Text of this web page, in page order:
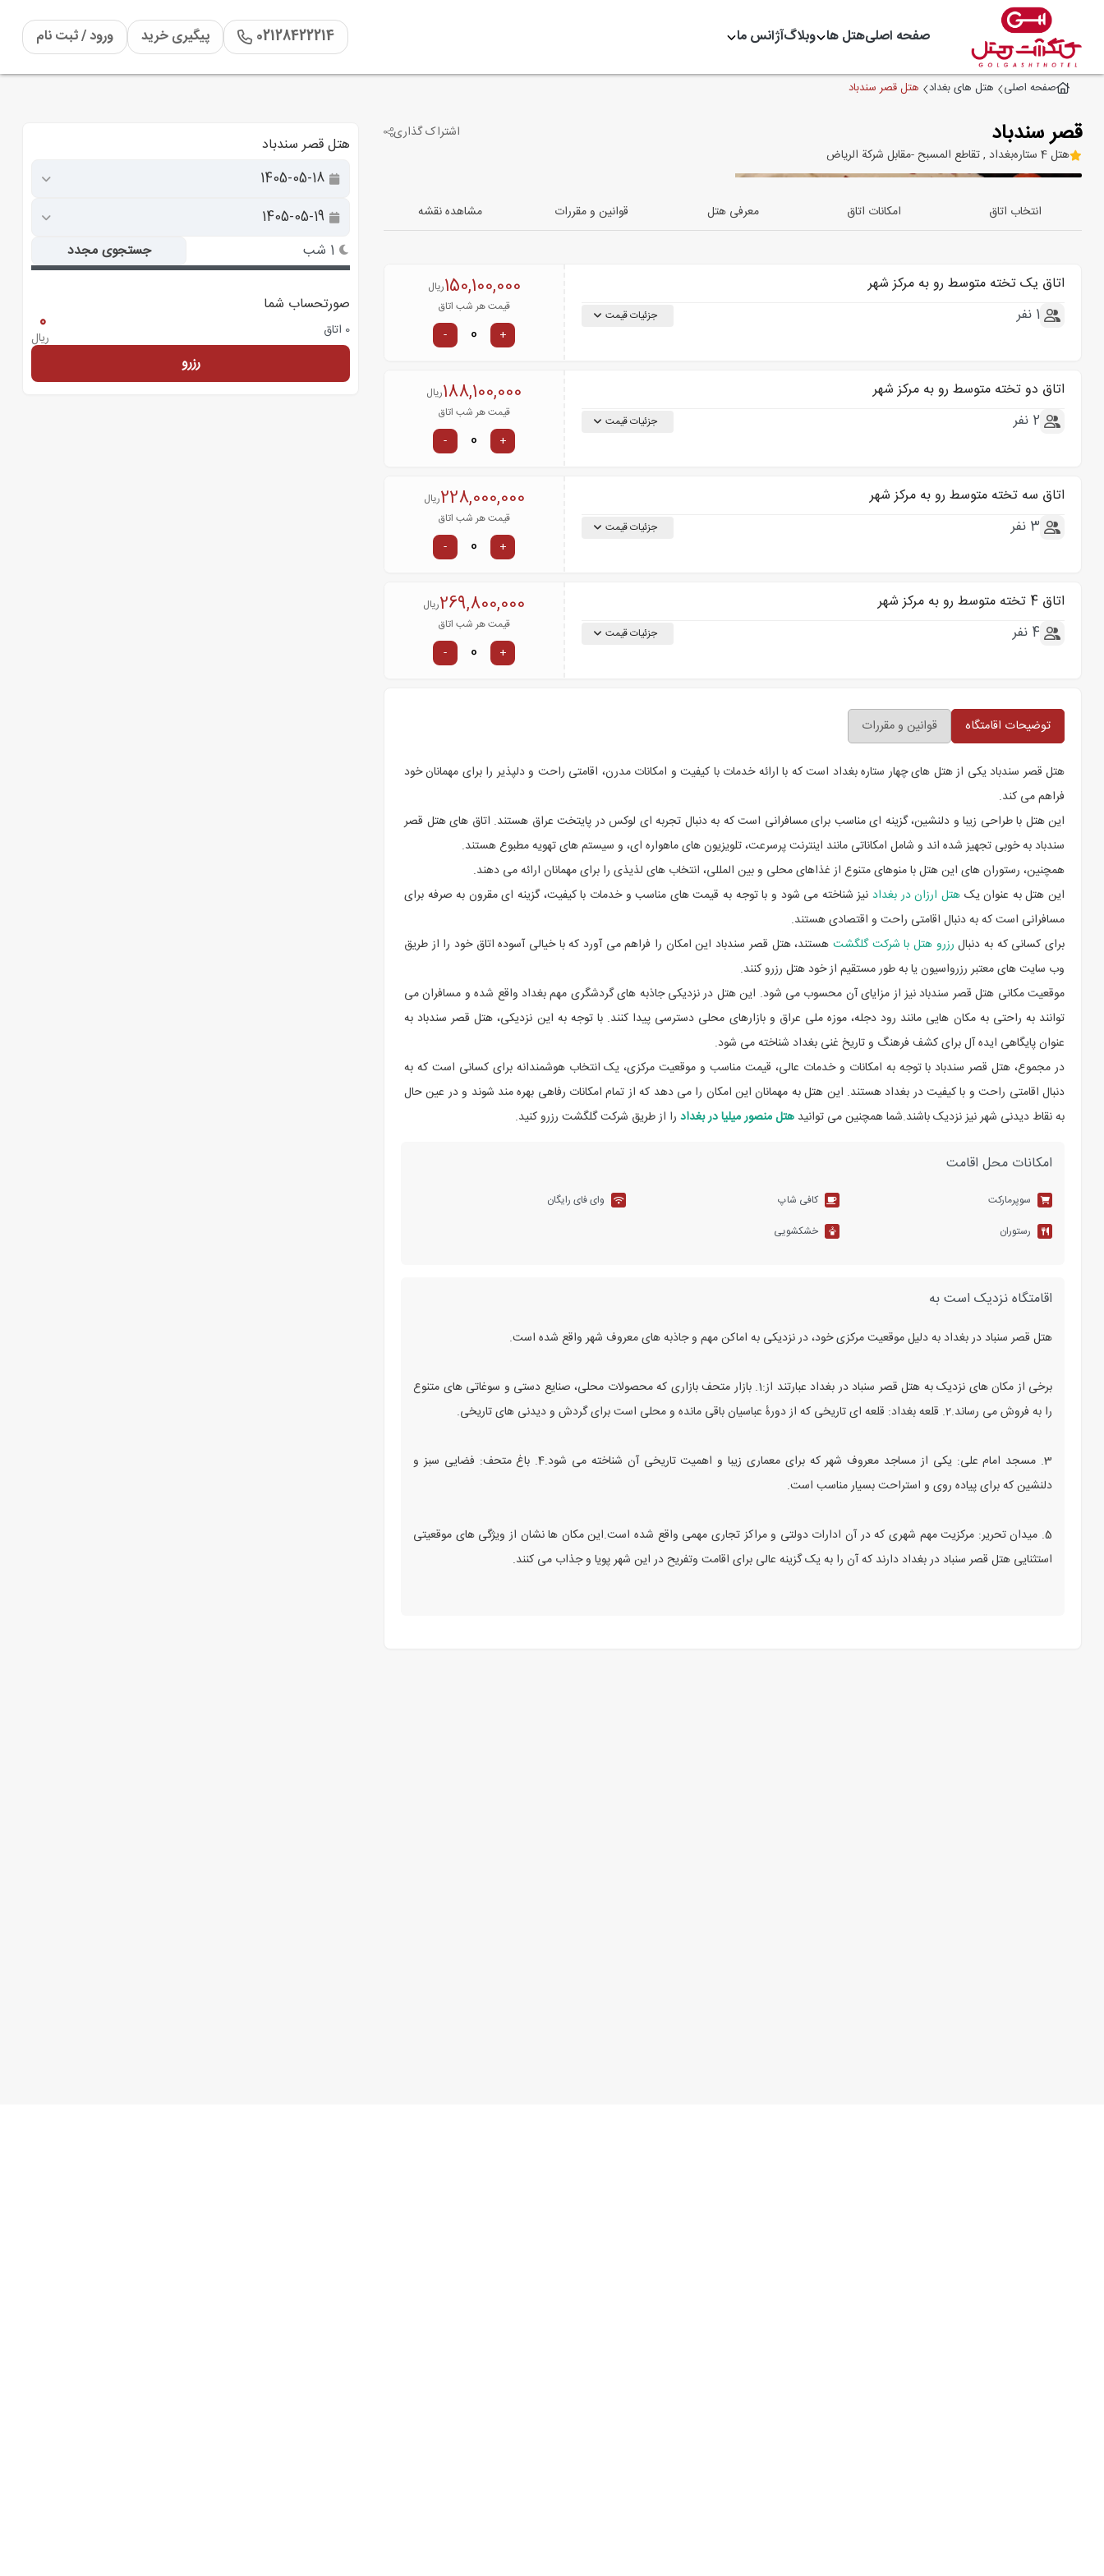
صفحه اصلیهتل ها وبلاگآژانس ما 02128422214 پیگیری خرید ورود / ثبت نام
صفحه اصلی هتل های بغداد هتل قصر سندباد
قصر سندباد
هتل 4 ستاره بغداد , تقاطع المسبح -مقابل شركة الرياض
اشتراک گذاری
انتخاب اتاق امکانات اتاق معرفی هتل قوانین و مقررات مشاهده نقشه
اتاق یک تخته متوسط رو به مرکز شهر
1 نفر
جزئیات قیمت
150,100,000ریال
قیمت هر شب اتاق
+
-
اتاق دو تخته متوسط رو به مرکز شهر
2 نفر
جزئیات قیمت
188,100,000ریال
قیمت هر شب اتاق
+
-
اتاق سه تخته متوسط رو به مرکز شهر
3 نفر
جزئیات قیمت
228,000,000ریال
قیمت هر شب اتاق
+
-
اتاق 4 تخته متوسط رو به مرکز شهر
4 نفر
جزئیات قیمت
269,800,000ریال
قیمت هر شب اتاق
+
-
توضیحات اقامتگاه قوانین و مقررات
هتل قصر سندباد یکی از هتل های چهار ستاره بغداد است که با ارائه خدمات با کیفیت و امکانات مدرن، اقامتی راحت و دلپذیر را برای مهمانان خود
فراهم می کند.
این هتل با طراحی زیبا و دلنشین، گزینه ای مناسب برای مسافرانی است که به دنبال تجربه ای لوکس در پایتخت عراق هستند. اتاق های هتل قصر
سندباد به خوبی تجهیز شده اند و شامل امکاناتی مانند اینترنت پرسرعت، تلویزیون های ماهواره ای، و سیستم های تهویه مطبوع هستند.
همچنین، رستوران های این هتل با منوهای متنوع از غذاهای محلی و بین المللی، انتخاب های لذیذی را برای مهمانان ارائه می دهند.
این هتل به عنوان یکهتل ارزان در بغدادنیز شناخته می شود و با توجه به قیمت های مناسب و خدمات با کیفیت، گزینه ای مقرون به صرفه برای
مسافرانی است که به دنبال اقامتی راحت و اقتصادی هستند.
برای کسانی که به دنبال رزرو هتل با شرکت گلگشت هستند، هتل قصر سندباد این امکان را فراهم می آورد که با خیالی آسوده اتاق خود را از طریق
وب سایت های معتبر رزرواسیون یا به طور مستقیم از خود هتل رزرو کنند.
موقعیت مکانی هتل قصر سندباد نیز از مزایای آن محسوب می شود. این هتل در نزدیکی جاذبه های گردشگری مهم بغداد واقع شده و مسافران می
توانند به راحتی به مکان هایی مانند رود دجله، موزه ملی عراق و بازارهای محلی دسترسی پیدا کنند. با توجه به این نزدیکی، هتل قصر سندباد به
عنوان پایگاهی ایده آل برای کشف فرهنگ و تاریخ غنی بغداد شناخته می شود.
در مجموع، هتل قصر سندباد با توجه به امکانات و خدمات عالی، قیمت مناسب و موقعیت مرکزی، یک انتخاب هوشمندانه برای کسانی است که به
دنبال اقامتی راحت و با کیفیت در بغداد هستند. این هتل به مهمانان این امکان را می دهد که از تمام امکانات رفاهی بهره مند شوند و در عین حال
به نقاط دیدنی شهر نیز نزدیک باشند.شما همچنین می توانید هتل منصور میلیا در بغداد را از طریق شرکت گلگشت رزرو کنید.
امکانات محل اقامت
سوپرمارکت کافی شاپ
وای فای رایگان
رستوران
خشکشویی
اقامتگاه نزدیک است به
هتل قصر سنباد در بغداد به دلیل موقعیت مرکزی خود، در نزدیکی به اماکن مهم و جاذبه‌ های معروف شهر واقع شده است.
برخی از مکان‌ های نزدیک به هتل قصر سنباد در بغداد عبارتند از:1. بازار متحف بازاری که محصولات محلی، صنایع دستی و سوغاتی‌ های متنوع
را به فروش می‌ رساند.2. قلعه بغداد: قلعه‌ ای تاریخی که از دورهٔ عباسیان باقی‌ مانده و محلی است برای گردش و دیدنی‌ های تاریخی.
3. مسجد امام علی: یکی از مساجد معروف شهر که برای معماری زیبا و اهمیت تاریخی آن شناخته می‌ شود.4. باغ متحف: فضایی سبز و
دلنشین که برای پیاده‌ روی و استراحت بسیار مناسب است.
5. میدان تحریر: مرکزیت مهم شهری که در آن ادارات دولتی و مراکز تجاری مهمی واقع شده است.این مکان‌ ها نشان از ویژگی‌ های موقعیتی
استثنایی هتل قصر سنباد در بغداد دارند که آن را به یک گزینه عالی برای اقامت وتفریح در این شهر پویا و جذاب می‌ کنند.
هتل قصر سندباد
1 شب جستجوی مجدد
صورتحساب شما
0 اتاق 0
ریال
رزرو